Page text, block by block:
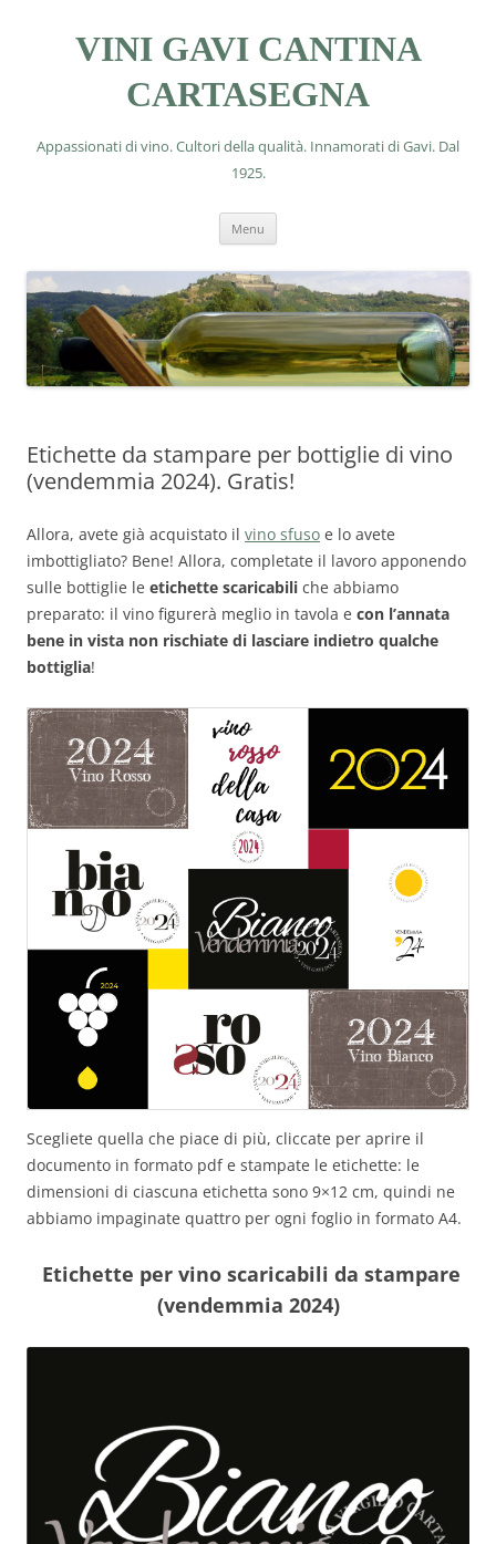
VINI GAVI CANTINA
CARTASEGNA
Appassionati di vino. Cultori della qualità. Innamorati di Gavi. Dal
1925.
Menu
Etichette da stampare per bottiglie di vino
(vendemmia 2024). Gratis!
Allora, avete già acquistato il vino sfuso e lo avete
imbottigliato? Bene! Allora, completate il lavoro apponendo
sulle bottiglie le etichette scaricabili che abbiamo
preparato: il vino figurerà meglio in tavola e con l’annata
bene in vista non rischiate di lasciare indietro qualche
bottiglia!
Scegliete quella che piace di più, cliccate per aprire il
documento in formato pdf e stampate le etichette: le
dimensioni di ciascuna etichetta sono 9×12 cm, quindi ne
abbiamo impaginate quattro per ogni foglio in formato A4.
Etichette per vino scaricabili da stampare
(vendemmia 2024)